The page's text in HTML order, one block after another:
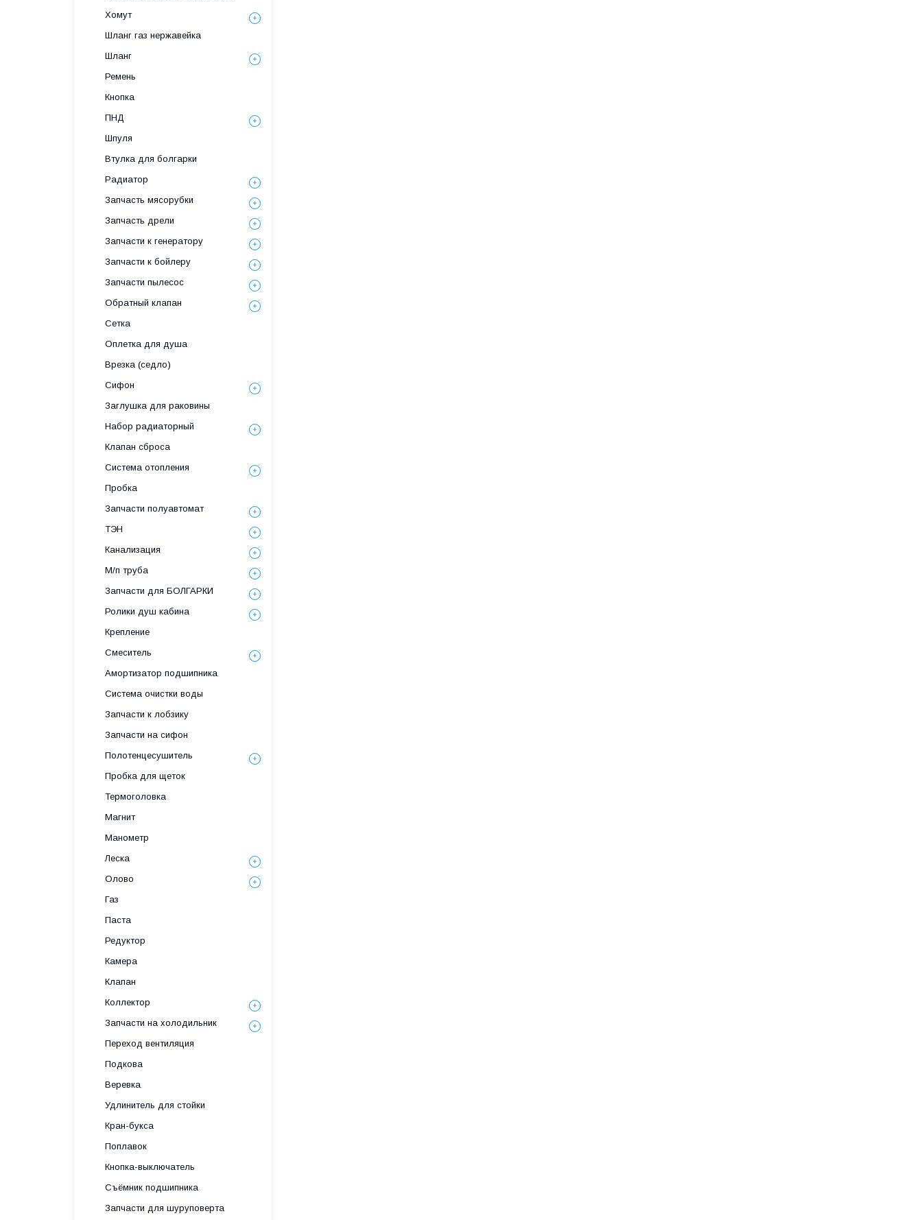
Хомут
Шланг газ нержавейка
Шланг
Ремень
Кнопка
ПНД
Шпуля
Втулка для болгарки
Радиатор
Запчасть мясорубки
Запчасть дрели
Запчасти к генератору
Запчасти к бойлеру
Запчасти пылесос
Обратный клапан
Сетка
Оплетка для душа
Врезка (седло)
Сифон
Заглушка для раковины
Набор радиаторный
Клапан сброса
Система отопления
Пробка
Запчасти полуавтомат
ТЭН
Канализация
М/п труба
Запчасти для БОЛГАРКИ
Ролики душ кабина
Крепление
Смеситель
Амортизатор подшипника
Система очистки воды
Запчасти к лобзику
Запчасти на сифон
Полотенцесушитель
Пробка для щеток
Термоголовка
Магнит
Манометр
Леска
Олово
Газ
Паста
Редуктор
Камера
Клапан
Коллектор
Запчасти на холодильник
Переход вентиляция
Подкова
Веревка
Удлинитель для стойки
Кран-букса
Поплавок
Кнопка-выключатель
Съёмник подшипника
Запчасти для шуруповерта